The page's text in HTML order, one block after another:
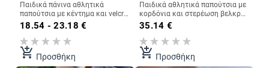
Παιδικά πάνινα αθλητικά
παπούτσια με κέντημα και velcro
για κορίτσια
18.54 - 23.18 €
add_shopping_cart Προσθήκη
Παιδικά αθλητικά παπούτσια με
κορδόνια και στερέωση βελκρό
κατάλληλο για αγόρια
35.14 €
add_shopping_cart Προσθήκη